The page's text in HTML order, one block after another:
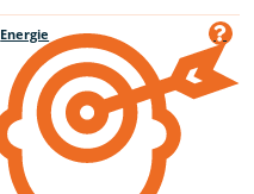
Energie